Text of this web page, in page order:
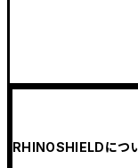
RHINOSHIELDにつ